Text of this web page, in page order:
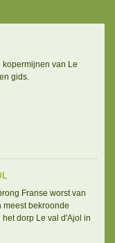
van Le
gids.
Franse worst van
meest bekroonde
dorp Le val d'Ajol in